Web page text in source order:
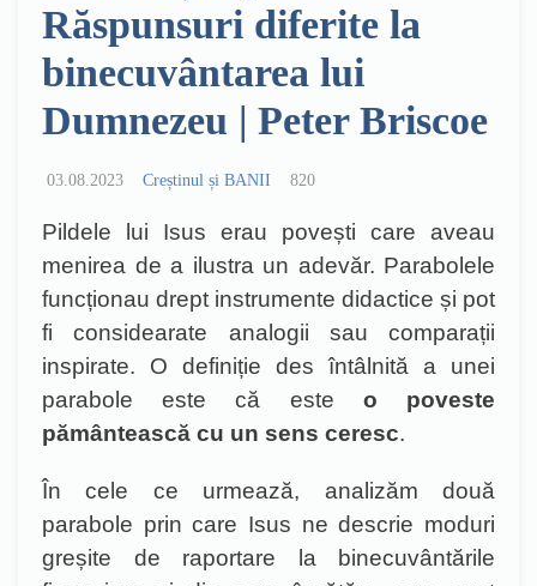
Răspunsuri diferite la
binecuvântarea lui
Dumnezeu | Peter Briscoe
03.08.2023 Creștinul și BANII 820
Pildele lui Isus erau povești care aveau
menirea de a ilustra un adevăr. Parabolele
funcționau drept instrumente didactice și pot
fi considearate analogii sau comparații
inspirate. O definiție des întâlnită a unei
parabole este că este o poveste
pământească cu un sens ceresc.
În cele ce urmează, analizăm două
parabole prin care Isus ne descrie moduri
greșite de raportare la binecuvântările